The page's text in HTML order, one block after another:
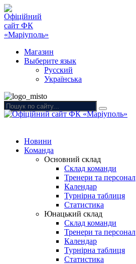
Магазин
Выберите язык
Русский
Українська
Новини
Команда
Основний склад
Склад команди
Тренери та персонал
Календар
Турнірна таблиця
Статистика
Юнацький склад
Склад команди
Тренери та персонал
Календар
Турнірна таблиця
Статистика